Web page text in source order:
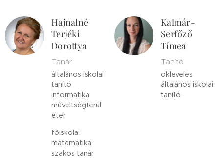
Hajnalné
Terjéki
Dorottya
Tanár
általános iskolai
tanító
informatika
műveltségterül
eten
főiskola:
matematika
szakos tanár
Kalmár-
Serfőző
Tímea
Tanító
okleveles
általános iskolai
tanító